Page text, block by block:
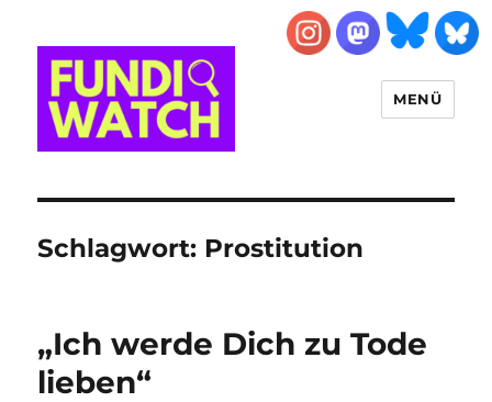
MENÜ
Schlagwort: Prostitution
„Ich werde Dich zu Tode
lieben“